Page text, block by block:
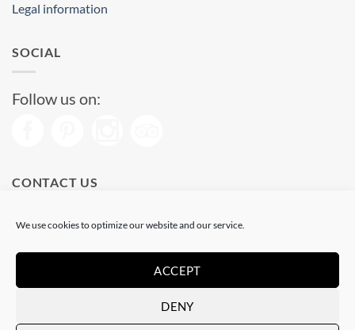
We use cookies to optimize our website and our service.
ACCEPT
DENY
Legal information
SOCIAL
Follow us on:
CONTACT US
Phone: (+34) 93 513 04 65